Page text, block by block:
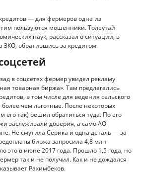
— для фермеров одна из
пользуются мошенники. Толеутай
наук, рассказал о ситуации, в
ЗКО, обратившись за кредитом.
в соцсетях фермер увидел рекламу
товарная биржа». Там предлагались
в том числе для ведения сельского
чем льготные. После некоторых
его так) решил обратиться туда. По его
заслуживали доверия, а само АО
Не смутила Серика и одна деталь — за
биржа запросила 4,8 млн
это в июне 2017 года. Прошло 1,5 года, но
так и не получил. Как и не дождался
Рахимбеков.